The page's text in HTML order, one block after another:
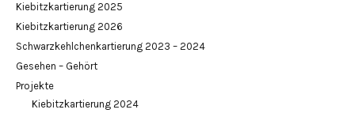
Kiebitzkartierung 2025
Kiebitzkartierung 2026
Schwarzkehlchenkartierung 2023 – 2024
Gesehen – Gehört
Projekte
Kiebitzkartierung 2024